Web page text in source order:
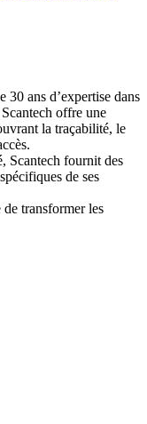
30 ans d’expertise dans
offre une
la traçabilité, le
Scantech fournit des
de ses
transformer les